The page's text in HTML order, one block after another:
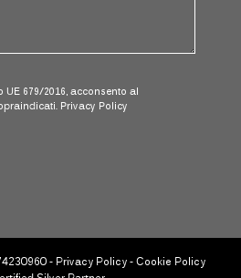
679/2016, acconsento al
Privacy Policy
- Privacy Policy-Cookie Policy